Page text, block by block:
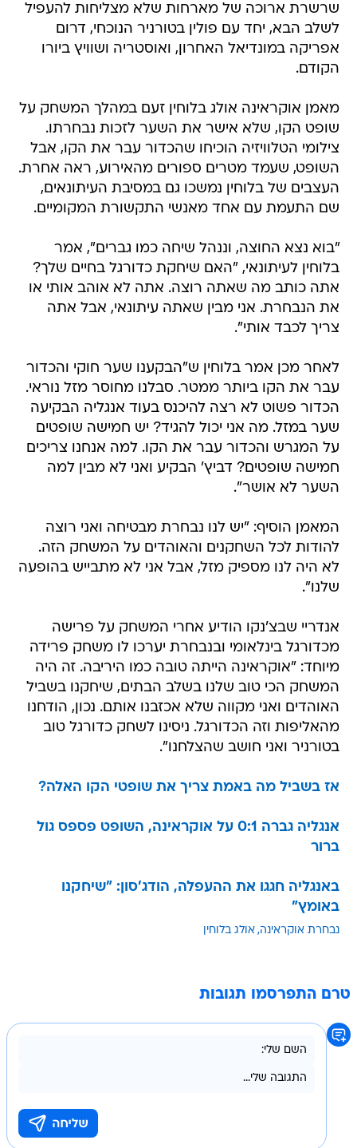
שרשרת ארוכה של מארחות שלא מצליחות להעפיל
לשלב הבא, יחד עם פולין בטורניר הנוכחי, דרום
אפריקה במונדיאל האחרון, ואוסטריה ושוויץ ביורו
הקודם.
מאמן אוקראינה אולג בלוחין זעם במהלך המשחק על
שופט הקו, שלא אישר את השער לזכות נבחרתו.
צילומי הטלוויזיה הוכיחו שהכדור עבר את הקו, אבל
השופט, שעמד מטרים ספורים מהאירוע, ראה אחרת.
העצבים של בלוחין נמשכו גם במסיבת העיתונאים,
שם התעמת עם אחד מאנשי התקשורת המקומיים.
"בוא נצא החוצה, וננהל שיחה כמו גברים", אמר
בלוחין לעיתונאי, "האם שיחקת כדורגל בחיים שלך?
אתה כותב מה שאתה רוצה. אתה לא אוהב אותי או
את הנבחרת. אני מבין שאתה עיתונאי, אבל אתה
צריך לכבד אותי".
לאחר מכן אמר בלוחין ש"הבקענו שער חוקי והכדור
עבר את הקו ביותר ממטר. סבלנו מחוסר מזל נוראי.
הכדור פשוט לא רצה להיכנס בעוד אנגליה הבקיעה
שער במזל. מה אני יכול להגיד? יש חמישה שופטים
על המגרש והכדור עבר את הקו. למה אנחנו צריכים
חמישה שופטים? דביץ' הבקיע ואני לא מבין למה
השער לא אושר".
המאמן הוסיף: "יש לנו נבחרת מבטיחה ואני רוצה
להודות לכל השחקנים והאוהדים על המשחק הזה.
לא היה לנו מספיק מזל, אבל אני לא מתבייש בהופעה
שלנו".
אנדריי שבצ'נקו הודיע אחרי המשחק על פרישה
מכדורגל בינלאומי ובנבחרת יערכו לו משחק פרידה
מיוחד: "אוקראינה הייתה טובה כמו היריבה. זה היה
המשחק הכי טוב שלנו בשלב הבתים, שיחקנו בשביל
האוהדים ואני מקווה שלא אכזבנו אותם. נכון, הודחנו
מהאליפות וזה הכדורגל. ניסינו לשחק כדורגל טוב
בטורניר ואני חושב שהצלחנו".
אז בשביל מה באמת צריך את שופטי הקו האלה?
אנגליה גברה 0:1 על אוקראינה, השופט פספס גול
ברור
באנגליה חגגו את ההעפלה, הודג'סון: "שיחקנו
באומץ"
נבחרת אוקראינה אולג בלוחין
טרם התפרסמו תגובות